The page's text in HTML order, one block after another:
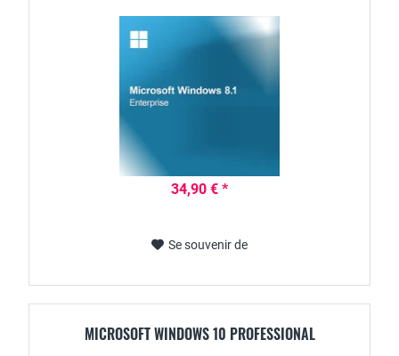
34,90 € *
Se souvenir de
MICROSOFT WINDOWS 10 PROFESSIONAL